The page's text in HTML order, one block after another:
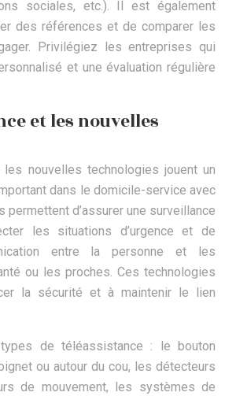
sociales, etc.). Il est également
des références et de comparer les
Privilégiez les entreprises qui
et une évaluation régulière
et les nouvelles
nouvelles technologies jouent un
dans le domicile-service avec
d’assurer une surveillance
les situations d’urgence et de
entre la personne et les
ou les proches. Ces technologies
la sécurité et à maintenir le lien
de téléassistance : le bouton
ou autour du cou, les détecteurs
de mouvement, les systèmes de